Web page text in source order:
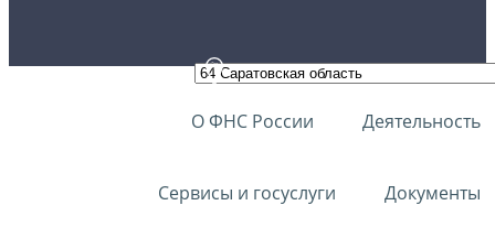
О ФНС России Деятельность
Сервисы и госуслуги Документы